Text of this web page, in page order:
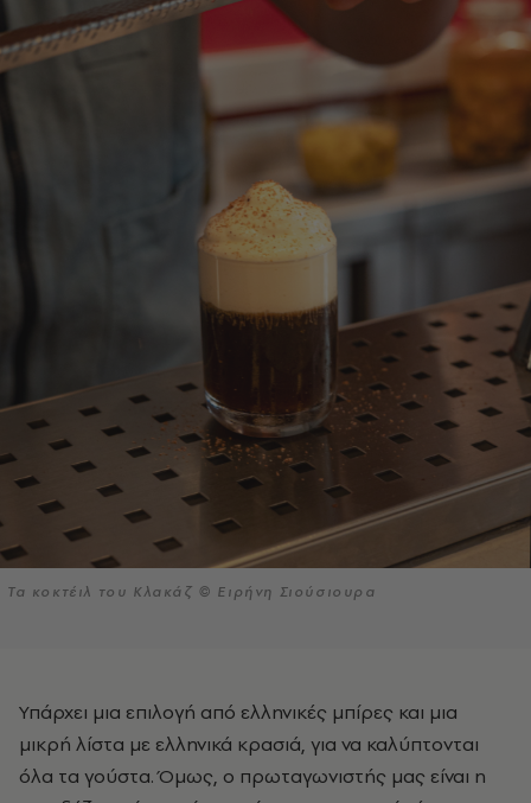
Τα κοκτέιλ του Κλακάζ © Ειρήνη Σιούσιουρα
Υπάρχει μια επιλογή από ελληνικές μπίρες και μια
μικρή λίστα με ελληνικά κρασιά, για να καλύπτονται
όλα τα γούστα. Όμως, ο πρωταγωνιστής μας είναι η